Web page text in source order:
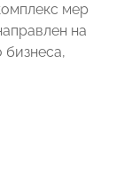
мер
на
бизнеса,